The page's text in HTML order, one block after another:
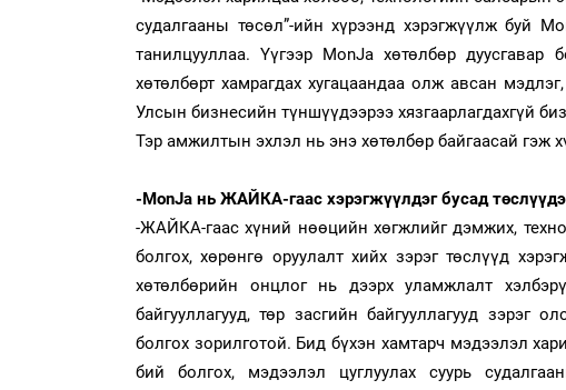
судалгааны төсөл”-ийн хүрээнд хэрэгжүүлж буй
танилцууллаа. Үүгээр MonJa хөтөлбөр
хөтөлбөрт хамрагдах хугацаандаа олж авсан
Улсын бизнесийн түншүүдээрээ хязгаарлагдахгүй
Тэр амжилтын эхлэл нь энэ хөтөлбөр байгаасай гэж
-MonJa нь ЖАЙКА-гаас хэрэгжүүлдэг бусад
-ЖАЙКА-гаас хүний нөөцийн хөгжлийг дэмжих,
болгох, хөрөнгө оруулалт хийх зэрэг төслүүд
хөтөлбөрийн онцлог нь дээрх уламжлалт
байгууллагууд, төр засгийн байгууллагууд
болгох зорилготой. Бид бүхэн хамтарч мэдээлэл
бий болгох, мэдээлэл цуглуулах суурь